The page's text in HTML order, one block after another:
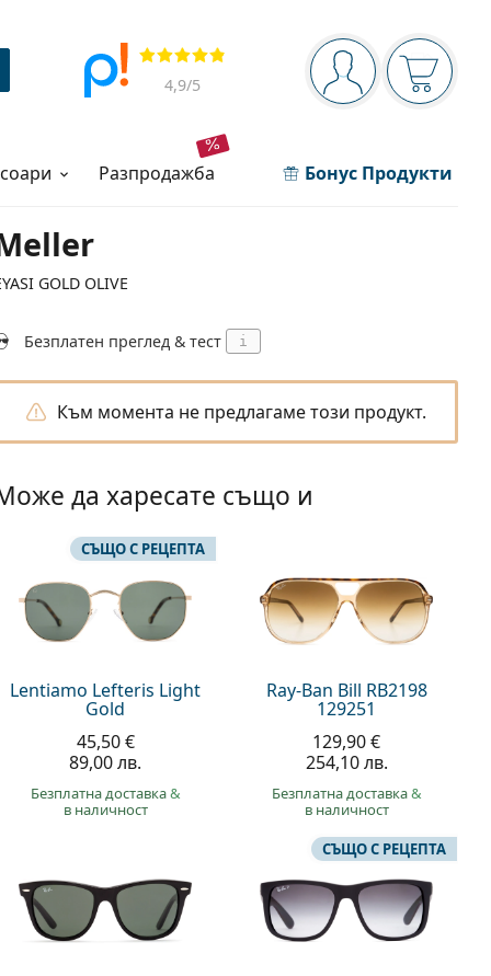
Navigation panel
Вие сте вписани
Прегледи
4,9/5
разпродажба Бонус Продукти
GOLD OLIVE
Безплатен преглед & тест i
Към момента не предлагаме този продукт.
да харесате също и
Lentiamo Lefteris Light
Gold
СЪЩО С РЕЦЕПТА
45,50 €
89,00 лв.
Безплатна доставка&
в наличност
Ray-Ban Bill RB2198
129251
129,90 €
254,10 лв.
Безплатна доставка&
в наличност
СЪЩО С РЕЦЕПТА